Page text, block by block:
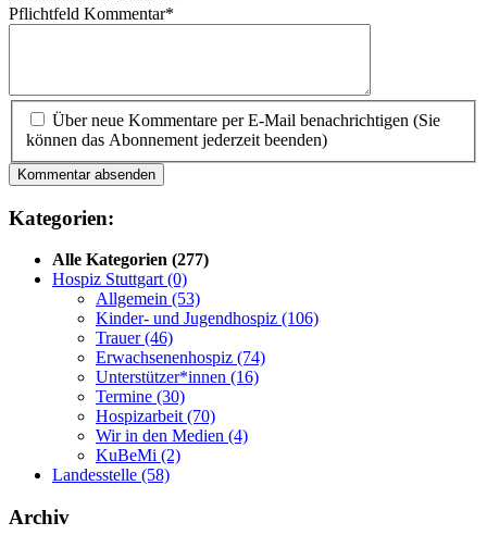
Pflichtfeld Kommentar*
Über neue Kommentare per E-Mail benachrichtigen (Sie
können das Abonnement jederzeit beenden)
Kommentar absenden
Kategorien:
Alle Kategorien (277)
Hospiz Stuttgart (0)
Allgemein (53)
Kinder- und Jugendhospiz (106)
Trauer (46)
Erwachsenenhospiz (74)
Unterstützer*innen (16)
Termine (30)
Hospizarbeit (70)
Wir in den Medien (4)
KuBeMi (2)
Landesstelle (58)
Archiv